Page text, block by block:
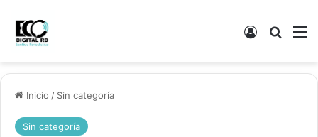
Acceso
Inicio / Sin categoría
Sin categoría